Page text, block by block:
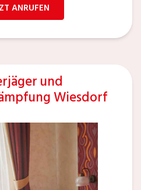
ANRUFEN
und
Wiesdorf